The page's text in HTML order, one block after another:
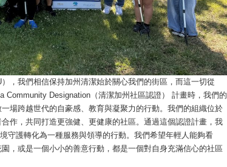
，我們相信保持加州清潔始於關心我們的街區，而這一切從
Community Designation（清潔加州社區認證） 計畫時，我們的
場跨越世代的自豪感、教育與凝聚力的行動。我們的組織位於
作，共同打造更強健、更健康的社區。通過這個認證計畫，我
守護轉化為一種服務與領導的行動。我們希望年輕人能夠看
，或是一個小小的善意行動，都是一個對自身充滿信心的社區